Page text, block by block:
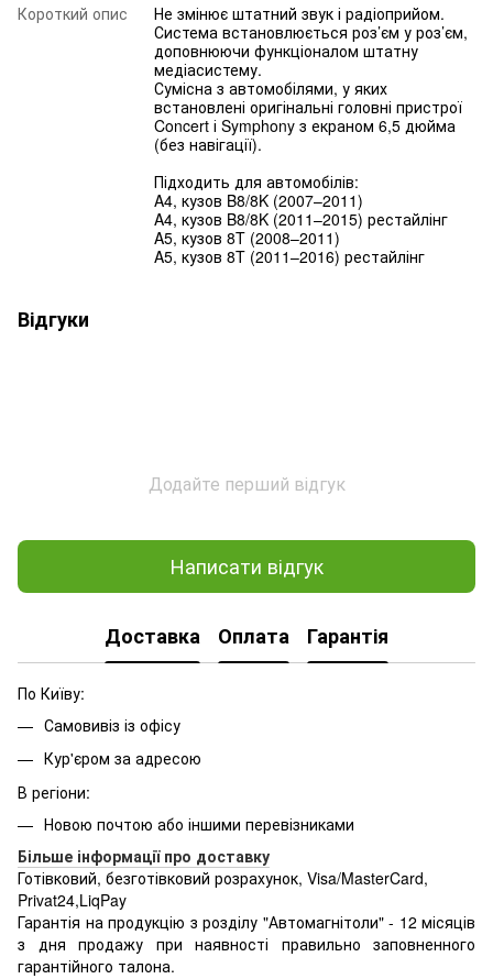
Короткий опис
Не змінює штатний звук і радіоприйом.
Система встановлюється роз’єм у роз’єм,
доповнюючи функціоналом штатну
медіасистему.
Сумісна з автомобілями, у яких
встановлені оригінальні головні пристрої
Concert і Symphony з екраном 6,5 дюйма
(без навігації).
Підходить для автомобілів:
A4, кузов B8/8K (2007–2011)
A4, кузов B8/8K (2011–2015) рестайлінг
A5, кузов 8T (2008–2011)
A5, кузов 8T (2011–2016) рестайлінг
Відгуки
Додайте перший відгук
Написати відгук
Доставка Оплата Гарантія
По Київу:
Самовивіз із офісу
Кур'єром за адресою
В регіони:
Новою почтою або іншими перевізниками
Більше інформації про доставку
Готівковий, безготівковий розрахунок, Visa/MasterCard,
Privat24,LiqPay
Гарантія на продукцію з розділу "Автомагнітоли" - 12 місяців
з дня продажу при наявності правильно заповненного
гарантійного талона.